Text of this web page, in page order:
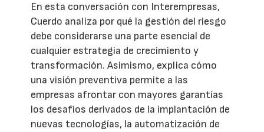
En esta conversación con Interempresas,
Cuerdo analiza por qué la gestión del riesgo
debe considerarse una parte esencial de
cualquier estrategia de crecimiento y
transformación. Asimismo, explica cómo
una visión preventiva permite a las
empresas afrontar con mayores garantías
los desafíos derivados de la implantación de
nuevas tecnologías, la automatización de